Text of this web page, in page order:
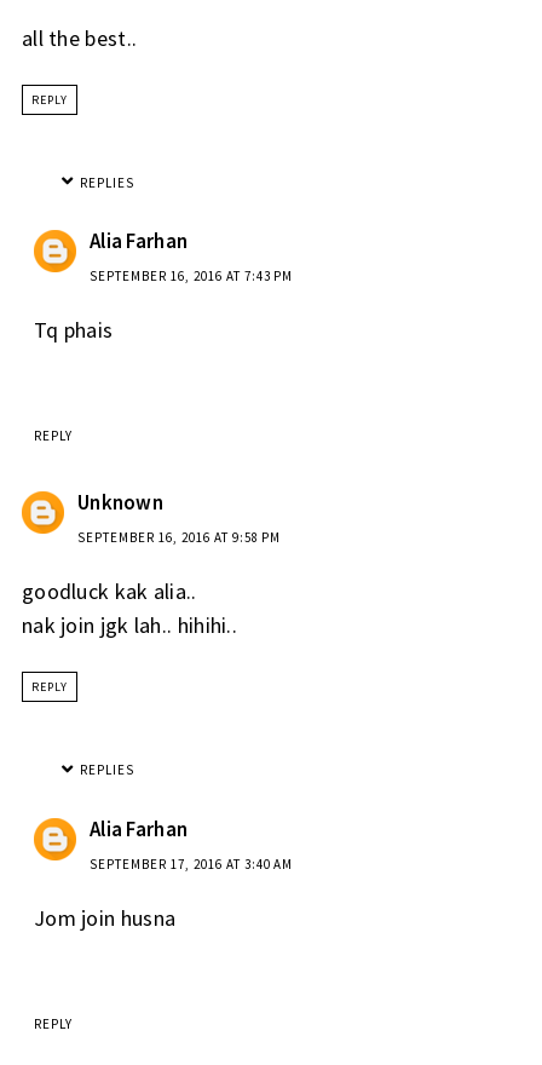
all the best..
REPLY
REPLIES
Alia Farhan
SEPTEMBER 16, 2016 AT 7:43 PM
Tq phais
REPLY
Unknown
SEPTEMBER 16, 2016 AT 9:58 PM
goodluck kak alia..
nak join jgk lah.. hihihi..
REPLY
REPLIES
Alia Farhan
SEPTEMBER 17, 2016 AT 3:40 AM
Jom join husna
REPLY